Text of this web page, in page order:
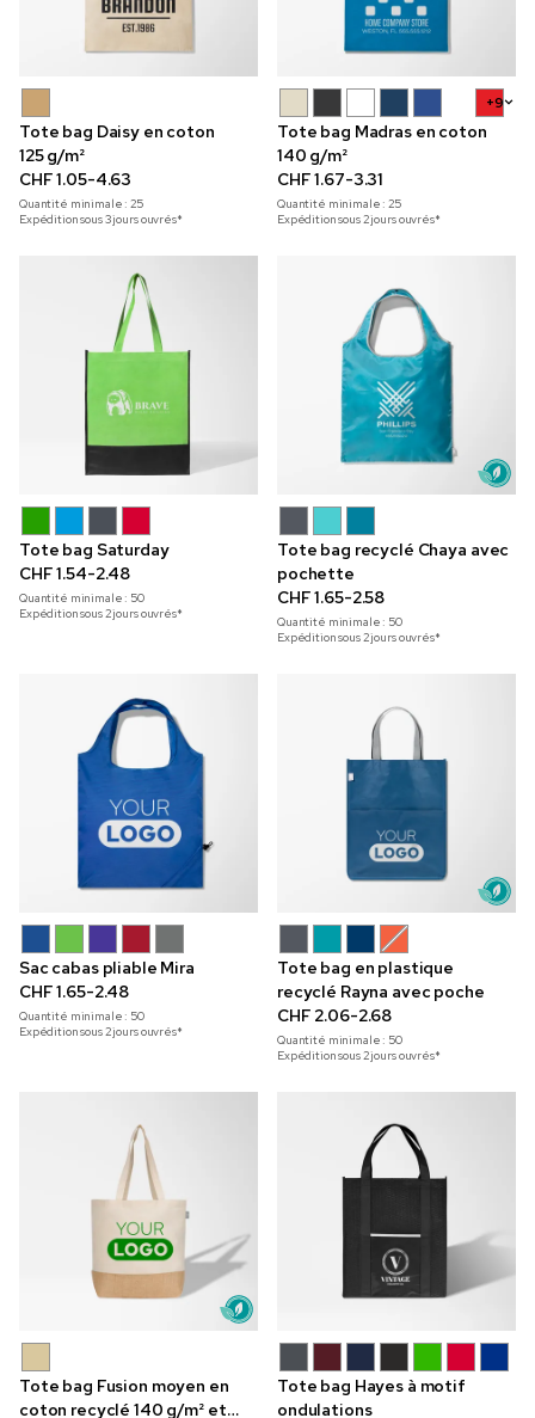
Tote bag Daisy en coton
125 g/m²
CHF 1.05-4.63
Quantité minimale :25
Expédition sous 3 jours ouvrés*
+9
Tote bag Madras en coton
140 g/m²
CHF 1.67-3.31
Quantité minimale :25
Expédition sous 2 jours ouvrés*
Tote bag Saturday
CHF 1.54-2.48
Quantité minimale : 50
Expédition sous 2 jours ouvrés*
Tote bag recyclé Chaya avec
pochette
CHF 1.65-2.58
Quantité minimale : 50
Expédition sous 2 jours ouvrés*
Sac cabas pliable Mira
CHF 1.65-2.48
Quantité minimale : 50
Expédition sous 2 jours ouvrés*
Tote bag en plastique
recyclé Rayna avec poche
CHF 2.06-2.68
Quantité minimale : 50
Expédition sous 2 jours ouvrés*
Tote bag Fusion moyen en
coton recyclé 140 g/m² et
Tote bag Hayes à motif
ondulations